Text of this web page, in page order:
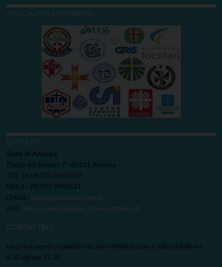
ASSOCIAZIONI E MOVIMENTI
CONTATTI
Sede di Ancona
Piazza del Senato 7 - 60121 Ancona
TEL: (+39) 071.9943500
FAX: (+39) 071.9943521
EMAIL: curia@diocesi.ancona.it
PEC: diocesi.ancona@pec.chiesacattolica.it
CONTATTACI
La curia è aperta al pubblico nei giorni feriali (escluso il sabato) dalle ore
8.30 alle ore 12.30.